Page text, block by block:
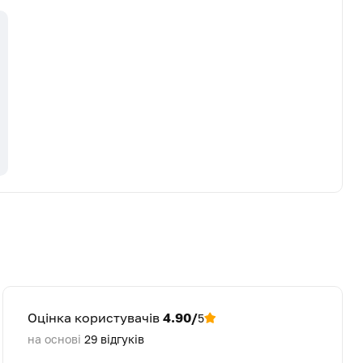
Оцінка користувачів 4.90/5
на основі 29 відгуків